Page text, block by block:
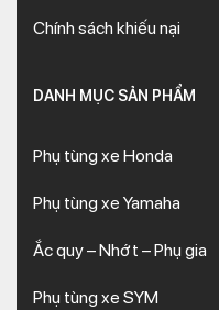
Chính sách khiếu nại
DANH MỤC SẢN PHẨM
Phụ tùng xe Honda
Phụ tùng xe Yamaha
Ắc quy – Nhớt – Phụ gia
Phụ tùng xe SYM